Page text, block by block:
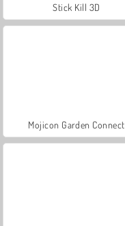
Stick Kill 3D
Mojicon Garden Connect